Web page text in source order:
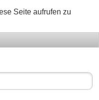
Seite aufrufen zu